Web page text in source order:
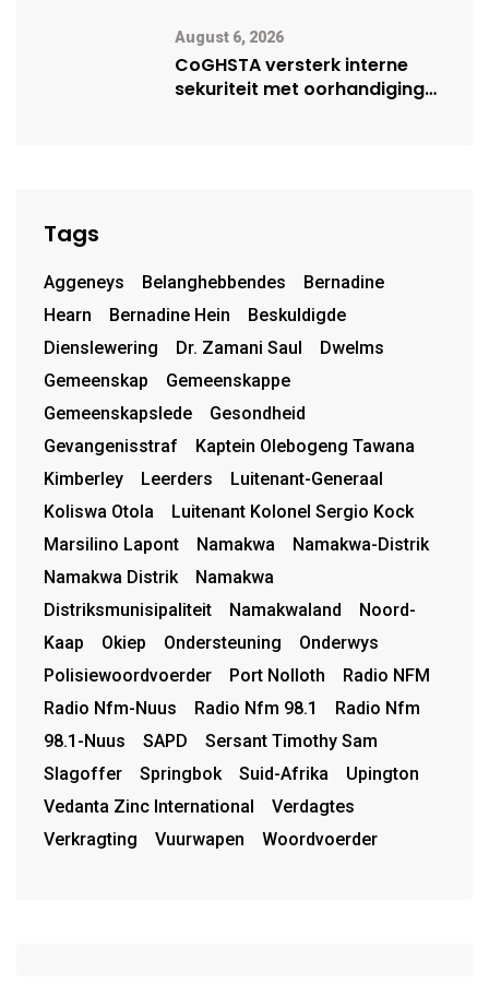
August 6, 2026
CoGHSTA versterk interne
sekuriteit met oorhandiging
Tags
Aggeneys Belanghebbendes
Bernadine
Hearn
Bernadine Hein
Beskuldigde
Dienslewering
Dr. Zamani Saul
Dwelms
Gemeenskap
Gemeenskappe
Gemeenskapslede
Gesondheid
Gevangenisstraf
Kaptein Olebogeng Tawana
Kimberley
Leerders
Luitenant-Generaal
Koliswa Otola
Luitenant Kolonel Sergio Kock
Marsilino Lapont
Namakwa
Namakwa-Distrik
Namakwa Distrik
Namakwa
Distriksmunisipaliteit
Namakwaland
Noord-
Kaap
Okiep Ondersteuning
Onderwys
Polisiewoordvoerder
Port Nolloth
Radio NFM
Radio Nfm-Nuus
Radio Nfm 98.1
Radio Nfm
98.1-Nuus
SAPD
Sersant Timothy Sam
Slagoffer
Springbok Suid-Afrika
Upington
Vedanta Zinc International
Verdagtes
Verkragting
Vuurwapen Woordvoerder